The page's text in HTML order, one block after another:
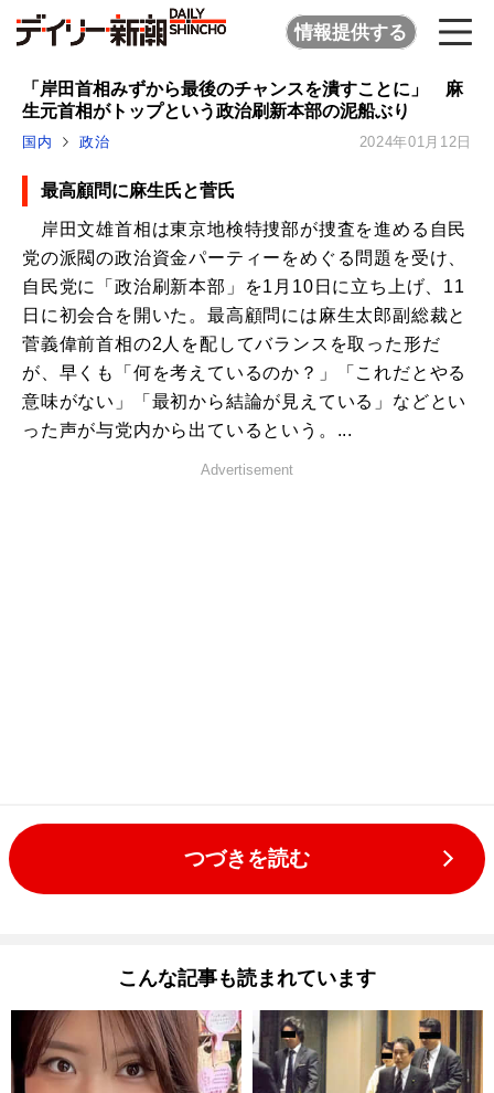
情報提供する
「岸田首相みずから最後のチャンスを潰すことに」 麻
生元首相がトップという政治刷新本部の泥船ぶり
国内 政治 2024年01月12日
最高顧問に麻生氏と菅氏
岸田文雄首相は東京地検特捜部が捜査を進める自民
党の派閥の政治資金パーティーをめぐる問題を受け、
自民党に「政治刷新本部」を1月10日に立ち上げ、11
日に初会合を開いた。最高顧問には麻生太郎副総裁と
菅義偉前首相の2人を配してバランスを取った形だ
が、早くも「何を考えているのか？」「これだとやる
意味がない」「最初から結論が見えている」などとい
った声が与党内から出ているという。...
Advertisement
つづきを読む
こんな記事も読まれています